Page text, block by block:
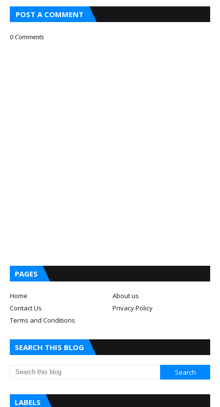
POST A COMMENT
0 Comments
PAGES
Home
About us
Contact Us
Privacy Policy
Terms and Conditions
SEARCH THIS BLOG
LABELS